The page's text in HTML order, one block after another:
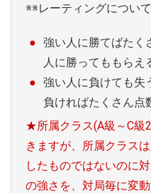
※※レーティングについ
強い人に勝てばたく
人に勝ってももらえ
強い人に負けても失
負ければたくさん点
★所属クラス(A級～C級
きますが、所属クラス
したものではないのに
の強さを、対局毎に変